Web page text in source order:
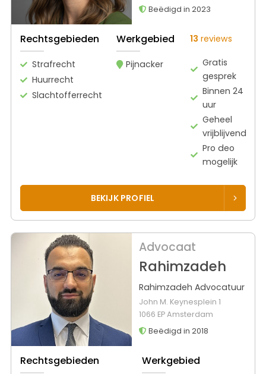
Beëdigd in 2023
Rechtsgebieden
Strafrecht
Huurrecht
Slachtofferrecht
Werkgebied
Pijnacker
13 reviews
Gratis
gesprek
Binnen 24
uur
Geheel
vrijblijvend
Pro deo
mogelijk
BEKIJK PROFIEL
Advocaat
Rahimzadeh
Rahimzadeh Advocatuur
John M. Keynesplein 1
1066 EP Amsterdam
Beëdigd in 2018
Rechtsgebieden Werkgebied